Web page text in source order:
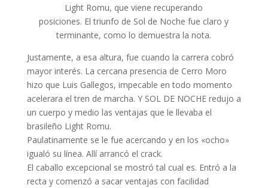
Light Romu, que viene recuperando
posiciones. El triunfo de Sol de Noche fue claro y
terminante, como lo demuestra la nota.
Justamente, a esa altura, fue cuando la carrera cobró
mayor interés. La cercana presencia de Cerro Moro
hizo que Luis Gallegos, impecable en todo momento
acelerara el tren de marcha. Y SOL DE NOCHE redujo a
un cuerpo y medio las ventajas que le llevaba el
brasileño Light Romu.
Paulatinamente se le fue acercando y en los «ocho»
igualó su línea. Allí arrancó el crack.
El caballo excepcional se mostró tal cual es. Entró a la
recta y comenzó a sacar ventajas con facilidad